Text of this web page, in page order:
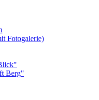
Fotogalerie)
Berg"